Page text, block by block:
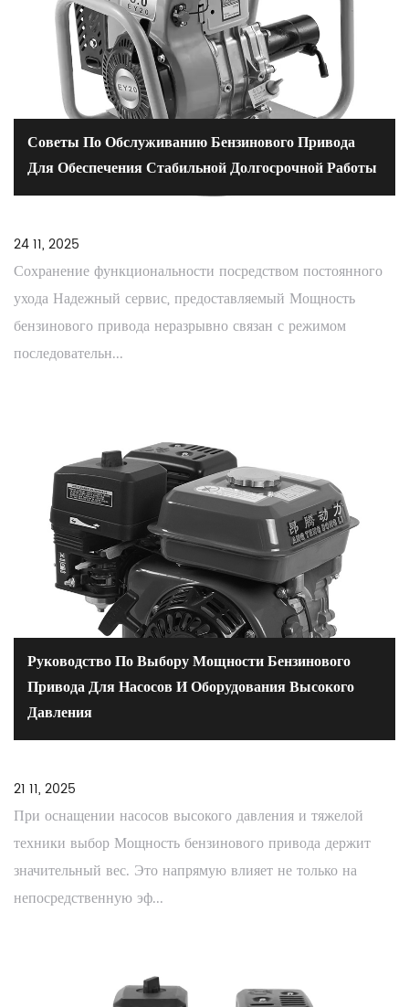
Советы По Обслуживанию Бензинового Привода
Для Обеспечения Стабильной Долгосрочной Работы
24 11, 2025
Сохранение функциональности посредством постоянного
ухода Надежный сервис, предоставляемый Мощность
бензинового привода неразрывно связан с режимом
последовательн...
Руководство По Выбору Мощности Бензинового
Привода Для Насосов И Оборудования Высокого
Давления
21 11, 2025
При оснащении насосов высокого давления и тяжелой
техники выбор Мощность бензинового привода держит
значительный вес. Это напрямую влияет не только на
непосредственную эф...